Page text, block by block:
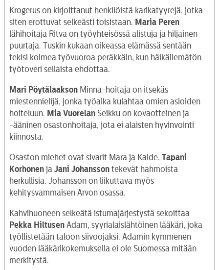
Krogerus on kirjoittanut henkilöistä karikatyyrejä, jotka
siten erottuvat selkeästi toisistaan. Maria Peren
lähihoitaja Ritva on työyhteisössä alistuja ja hiljainen
puurtaja. Tuskin kukaan oikeassa elämässä sentään
tekisi kolmea työvuoroa peräkkäin, kun häikäilemätön
työtoveri sellaista ehdottaa.
Mari Pöytälaakson Minna-hoitaja on itsekäs
miestennielijä, jonka työaika kulahtaa omien asioiden
hoiteluun. Mia Vuorelan Seikku on kovaotteinen ja
-ääninen osastonhoitaja, jota ei alaisten hyvinvointi
kiinnosta.
Osaston miehet ovat sivarit Mara ja Kaide. Tapani
Korhonen ja Jani Johansson tekevät hahmoista
herkullisia. Johansson on liikuttava myös
kehitysvammaisen Arvon osassa.
Kahvihuoneen selkeätä istumajärjestystä sekoittaa
Pekka Hiltusen Adam, syyrialaislähtöinen lääkäri, joka
työllistetään taloon siivoojaksi. Adamin kymmenen
vuoden lääkärikokemuksella ei ole Suomessa mitään
merkitystä.